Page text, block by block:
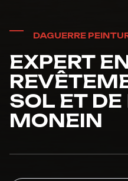
DAGUERRE
EXPERT
SOL ET
MONEIN